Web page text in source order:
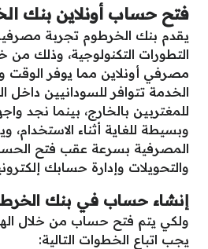
فتح حساب أونلاين بنك
يقدم بنك الخرطوم تجربة
التطورات التكنولوجية، وذلك
مصرفي أونلاين مما يوفر الوقت
الخدمة تتوافر للسودانيين داخل
للمغتربين بالخارج، بينما نجد
وبسيطة للغاية أثناء
المصرفية بسرعة عقب فتح
والتحويلات وإدارة حسابك
إنشاء حساب في بنك
ولكي يتم فتح حساب من خلال
يجب اتباع الخطوات التالية: